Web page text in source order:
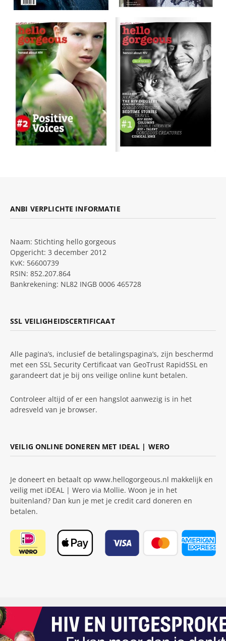
ANBI VERPLICHTE INFORMATIE
Naam: Stichting hello gorgeous
Opgericht: 3 december 2012
KvK: 56600739
RSIN: 852.207.864
Bankrekening: NL82 INGB 0006 465728
SSL VEILIGHEIDSCERTIFICAAT
Alle pagina’s, inclusief de betalingspagina’s, zijn beschermd
met een SSL Security Certificaat van GeoTrust RapidSSL en
garandeert dat je bij ons veilige online kunt betalen.
Controleer altijd of er een hangslot aanwezig is in het
adresveld van je browser.
VEILIG ONLINE DONEREN MET IDEAL | WERO
Je doneert en betaalt op www.hellogorgeous.nl makkelijk en
veilig met iDEAL | Wero via Mollie. Woon je in het
buitenland? Dan kun je met je credit card doneren en
betalen.